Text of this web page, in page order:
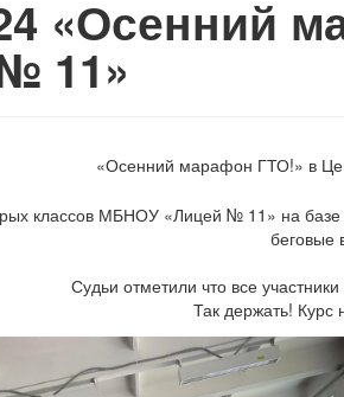
«Осенний
11»
«Осенний марафон ГТО!» в
классов МБНОУ «Лицей № 11» на базе
Судьи отметили что все
Так держать!